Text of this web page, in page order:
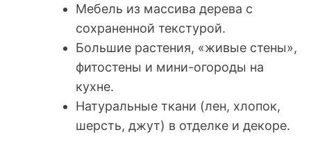
Мебель из массива дерева с
сохраненной текстурой.
Большие растения, «живые стены»,
фитостены и мини-огороды на
кухне.
Натуральные ткани (лен, хлопок,
шерсть, джут) в отделке и декоре.